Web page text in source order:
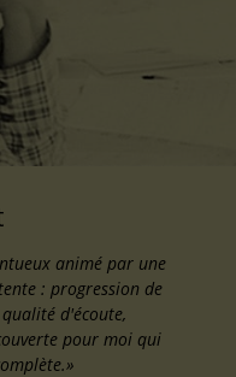
animé par une
: progression de
d'écoute,
pour moi qui